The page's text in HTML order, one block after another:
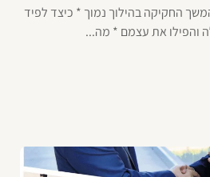
החקיקה בהילוך נמוך * כיצד לפיד
והפילו את עצמם * מה...